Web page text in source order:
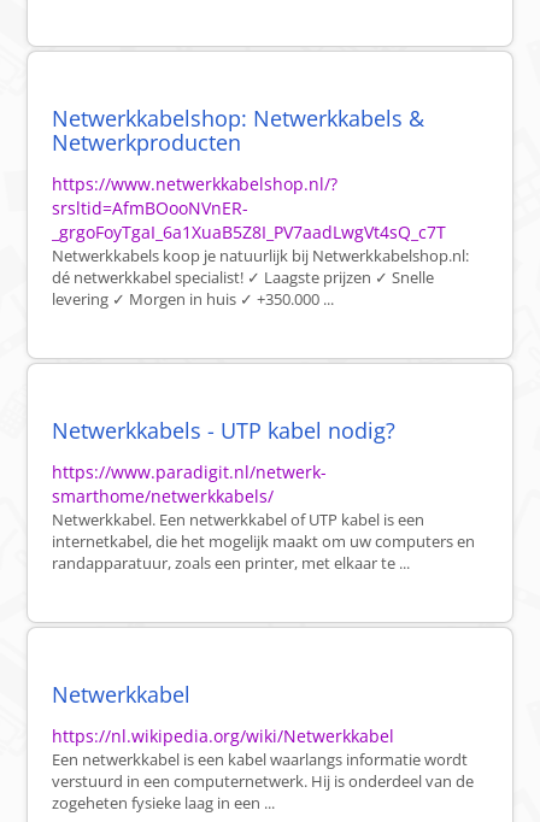
Netwerkkabelshop: Netwerkkabels &
Netwerkproducten
https://www.netwerkkabelshop.nl/?
srsltid=AfmBOooNVnER-
_grgoFoyTgaI_6a1XuaB5Z8I_PV7aadLwgVt4sQ_c7T
Netwerkkabels koop je natuurlijk bij Netwerkkabelshop.nl:
dé netwerkkabel specialist! ✓ Laagste prijzen ✓ Snelle
levering ✓ Morgen in huis ✓ +350.000 ...
Netwerkkabels - UTP kabel nodig?
https://www.paradigit.nl/netwerk-
smarthome/netwerkkabels/
Netwerkkabel. Een netwerkkabel of UTP kabel is een
internetkabel, die het mogelijk maakt om uw computers en
randapparatuur, zoals een printer, met elkaar te ...
Netwerkkabel
https://nl.wikipedia.org/wiki/Netwerkkabel
Een netwerkkabel is een kabel waarlangs informatie wordt
verstuurd in een computernetwerk. Hij is onderdeel van de
zogeheten fysieke laag in een ...